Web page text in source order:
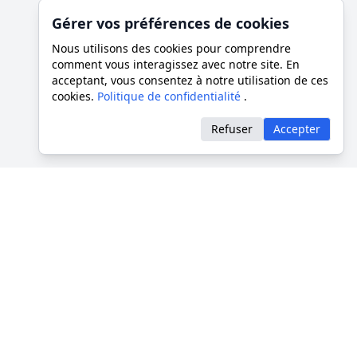
Gérer vos préférences de cookies
Nous utilisons des cookies pour comprendre
comment vous interagissez avec notre site. En
acceptant, vous consentez à notre utilisation de ces
cookies. Politique de confidentialité .
Refuser Accepter